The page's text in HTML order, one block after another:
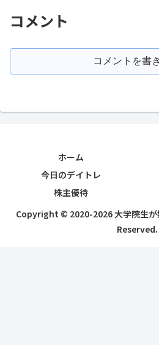
コメント
コメントを書
ホーム
今日のデイトレ
株主優待
Copyright © 2020-2026 大学院生
Reserved.